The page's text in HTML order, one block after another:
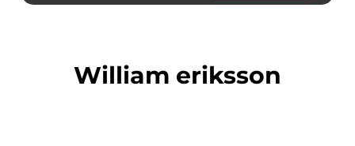
william eriksson